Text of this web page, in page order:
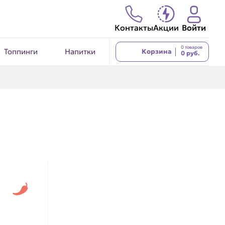
КонтактыАкции Войти
Топпинги Напитки Корзина
0 товаров
0 руб.